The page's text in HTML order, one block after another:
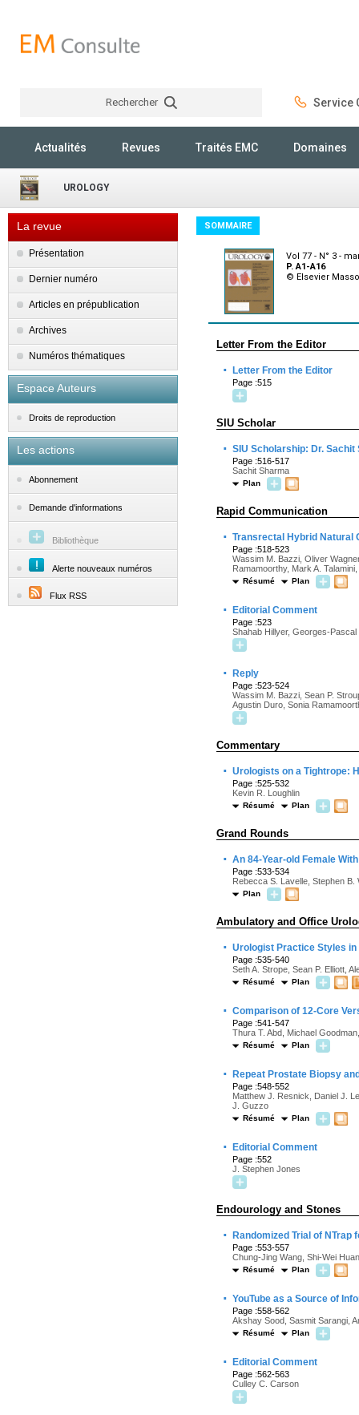
Rechercher Service
Actualités Revues Traités EMC Domaines
UROLOGY
La revue
Présentation
Dernier numéro
Articles en prépublication
Archives
Numéros thématiques
Espace Auteurs
Droits de reproduction
Les actions
Abonnement
Demande d'informations
Bibliothèque
Alerte nouveaux numéros
Flux RSS
SOMMAIRE
Vol 77 - N° 3 -
P. A1-A16
© Elsevier
Letter From the Editor
· Letter From the Editor
Page :515
SIU Scholar
· SIU Scholarship: Dr. Sachit
Page :516-517
Sachit Sharma
Plan
Rapid Communication
· Transrectal Hybrid Natural
Page :518-523
Wassim M. Bazzi, Oliver
Ramamoorthy, Mark A.
Résumé Plan
· Editorial Comment
Page :523
Shahab Hillyer, Georges-Pascal
· Reply
Page :523-524
Wassim M. Bazzi, Sean P.
Agustin Duro, Sonia
Commentary
· Urologists on a Tightrope:
Page :525-532
Kevin R. Loughlin
Résumé Plan
Grand Rounds
· An 84-Year-old Female
Page :533-534
Rebecca S. Lavelle, Stephen B.
Plan
Ambulatory and Office
· Urologist Practice Styles
Page :535-540
Seth A. Strope, Sean P. Elliott,
Résumé Plan
· Comparison of 12-Core
Page :541-547
Thura T. Abd, Michael
Résumé Plan
· Repeat Prostate Biopsy
Page :548-552
Matthew J. Resnick, Daniel J.
J. Guzzo
Résumé Plan
· Editorial Comment
Page :552
J. Stephen Jones
Endourology and Stones
· Randomized Trial of
Page :553-557
Chung-Jing Wang, Shi-Wei
Résumé Plan
· YouTube as a Source of
Page :558-562
Akshay Sood, Sasmit Sarangi,
Résumé Plan
· Editorial Comment
Page :562-563
Culley C. Carson